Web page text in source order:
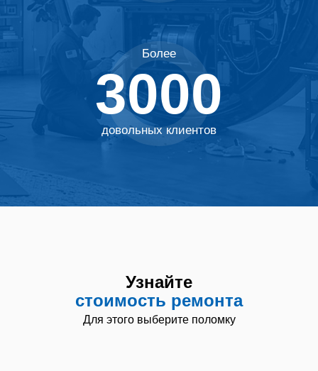
Более
3000
довольных клиентов
Узнайтестоимость
ремонта
Узнайте
стоимость ремонта
Для этого выберите поломку